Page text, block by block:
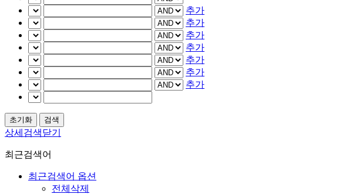
추가
추가
추가
추가
추가
추가
추가
상세검색닫기
최근검색어
최근검색어 옵션
전체삭제